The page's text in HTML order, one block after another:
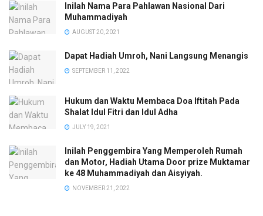
Inilah Nama Para Pahlawan Nasional Dari
Muhammadiyah
AUGUST 20, 2021
Dapat Hadiah Umroh, Nani Langsung Menangis
SEPTEMBER 11, 2022
Hukum dan Waktu Membaca Doa Iftitah Pada
Shalat Idul Fitri dan Idul Adha
JULY 19, 2021
Inilah Penggembira Yang Memperoleh Rumah
dan Motor, Hadiah Utama Door prize Muktamar
ke 48 Muhammadiyah dan Aisyiyah.
NOVEMBER 21, 2022